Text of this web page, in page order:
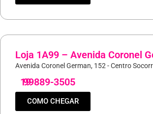
Loja 1A99 – Avenida Coronel
Avenida Coronel German, 152 - Centro
19
99889-3505
COMO CHEGAR